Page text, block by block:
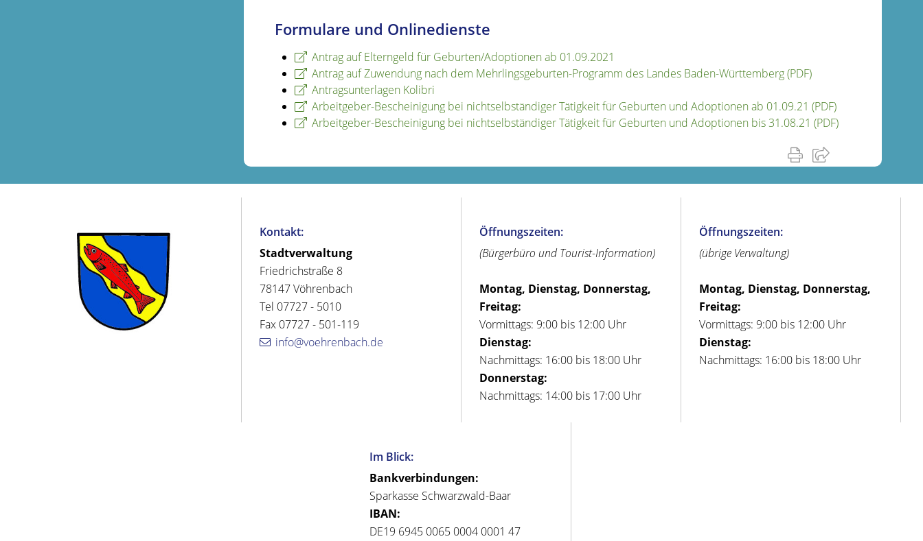
Formulare und Onlinedienste
Antrag auf Elterngeld für Geburten/Adoptionen ab 01.09.2021
Antrag auf Zuwendung nach dem Mehrlingsgeburten-Programm des Landes Baden-Württemberg (PDF)
Antragsunterlagen Kolibri
Arbeitgeber-Bescheinigung bei nichtselbständiger Tätigkeit für Geburten und Adoptionen ab 01.09.21 (PDF)
Arbeitgeber-Bescheinigung bei nichtselbständiger Tätigkeit für Geburten und Adoptionen bis 31.08.21 (PDF)
Kontakt:
Stadtverwaltung
Friedrichstraße 8
78147 Vöhrenbach
Tel 07727 - 5010
Fax 07727 - 501-119
info@voehrenbach.de
Öffnungszeiten:
(Bürgerbüro und Tourist-Information)
Montag, Dienstag, Donnerstag,
Freitag:
Vormittags: 9:00 bis 12:00 Uhr
Dienstag:
Nachmittags: 16:00 bis 18:00 Uhr
Donnerstag:
Nachmittags: 14:00 bis 17:00 Uhr
Öffnungszeiten:
(übrige Verwaltung)
Montag, Dienstag, Donnerstag,
Freitag:
Vormittags: 9:00 bis 12:00 Uhr
Dienstag:
Nachmittags: 16:00 bis 18:00 Uhr
Im Blick:
Bankverbindungen:
Sparkasse Schwarzwald-Baar
IBAN:
DE19 6945 0065 0004 0001 47